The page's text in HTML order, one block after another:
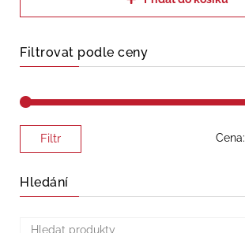
Filtrovat podle ceny
Minimální
Maximální
Filtr Cena:
Hledání